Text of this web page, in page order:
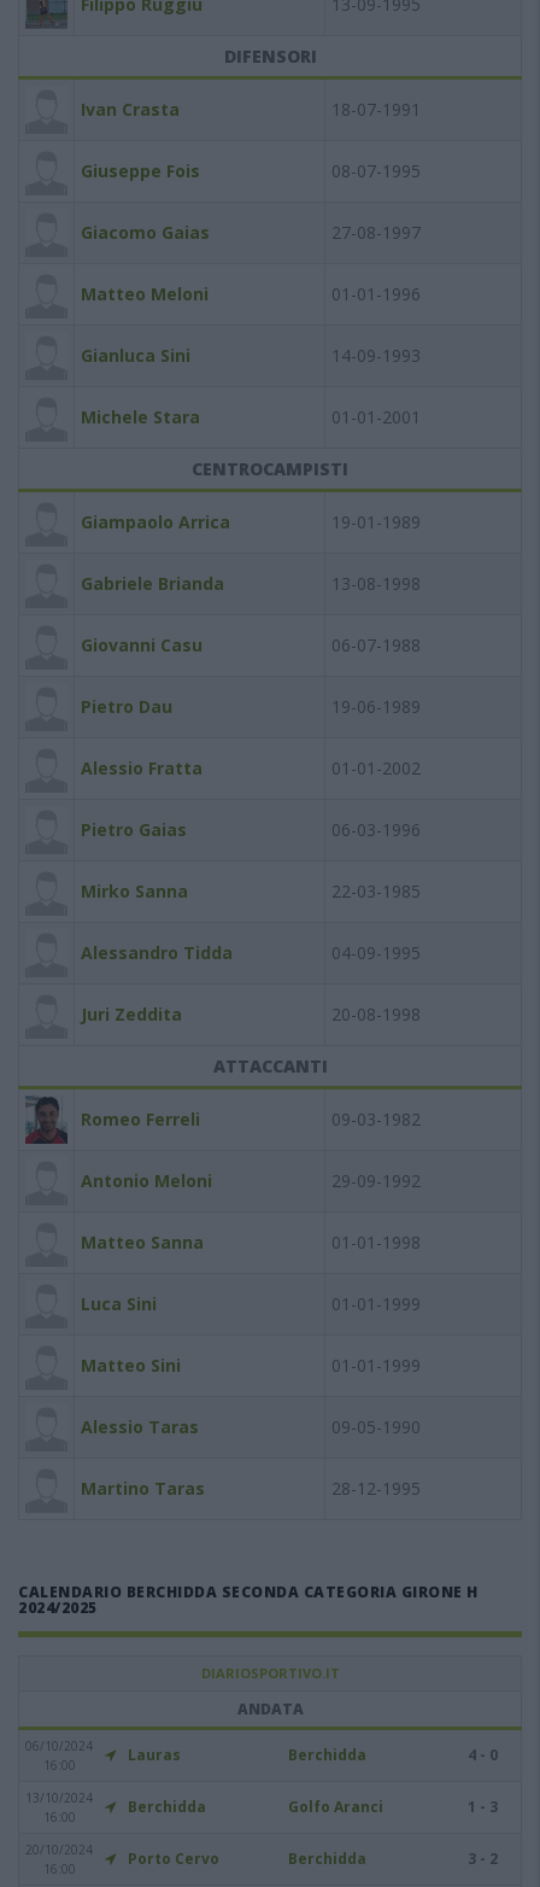
DIFENSORI
Ivan Crasta 18-07-1991
Giuseppe Fois 08-07-1995
Giacomo Gaias 27-08-1997
Matteo Meloni 01-01-1996
Gianluca Sini 14-09-1993
Michele Stara 01-01-2001
CENTROCAMPISTI
Giampaolo Arrica 19-01-1989
Gabriele Brianda 13-08-1998
Giovanni Casu 06-07-1988
Pietro Dau 19-06-1989
Alessio Fratta 01-01-2002
Pietro Gaias 06-03-1996
Mirko Sanna 22-03-1985
Alessandro Tidda 04-09-1995
Juri Zeddita 20-08-1998
ATTACCANTI
Romeo Ferreli 09-03-1982
Antonio Meloni 29-09-1992
Matteo Sanna 01-01-1998
Luca Sini 01-01-1999
Matteo Sini 01-01-1999
Alessio Taras 09-05-1990
Martino Taras 28-12-1995
CALENDARIO BERCHIDDA SECONDA CATEGORIA GIRONE H
2024/2025
DIARIOSPORTIVO.IT
ANDATA
06/10/2024
16:00
Lauras Berchidda 4 - 0
13/10/2024
16:00
Berchidda Golfo Aranci 1 - 3
20/10/2024
16:00
Porto Cervo Berchidda 3 - 2